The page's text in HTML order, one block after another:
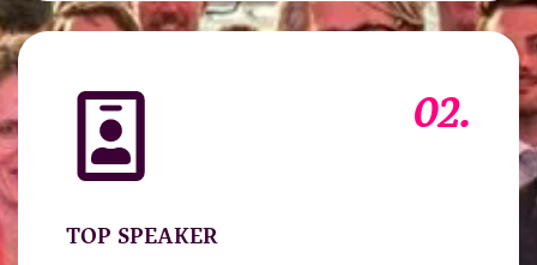
02.
TOP SPEAKER